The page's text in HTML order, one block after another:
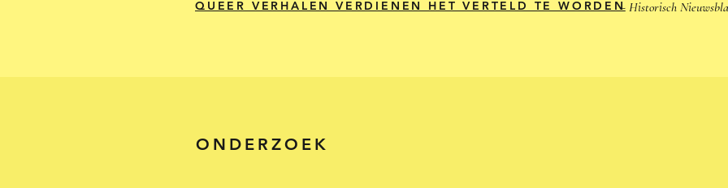
- Historisch
QUEER VERHALEN VERDIENEN HET VERTELD TE WORDEN
ONDERZOEK